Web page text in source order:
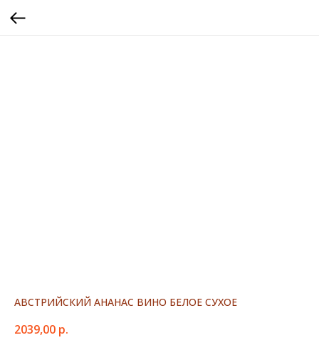
АВСТРИЙСКИЙ АНАНАС ВИНО БЕЛОЕ СУХОЕ
2039,00 р.